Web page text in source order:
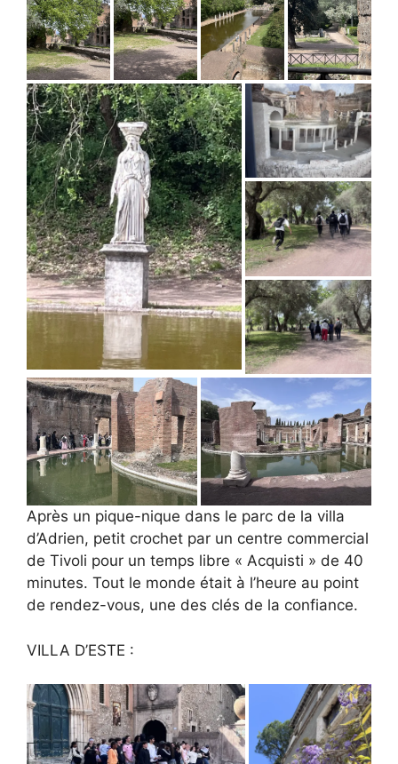
Après un pique-nique dans le parc de la villa
d’Adrien, petit crochet par un centre commercial
de Tivoli pour un temps libre « Acquisti » de 40
minutes. Tout le monde était à l’heure au point
de rendez-vous, une des clés de la confiance.
VILLA D’ESTE :